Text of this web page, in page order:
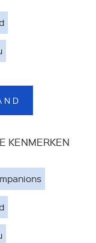
KENMERKEN